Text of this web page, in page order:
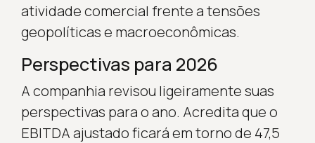
atividade comercial frente a tensões
geopolíticas e macroeconômicas.
Perspectivas para 2026
A companhia revisou ligeiramente suas
perspectivas para o ano. Acredita que o
EBITDA ajustado ficará em torno de 47,5